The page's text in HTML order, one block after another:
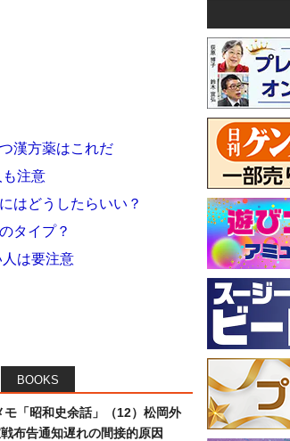
漢方薬はこれだ
注意
はどうしたらいい？
タイプ？
は要注意
BOOKS
モ「昭和史余話」（12）松岡外
布告通知遅れの間接的原因